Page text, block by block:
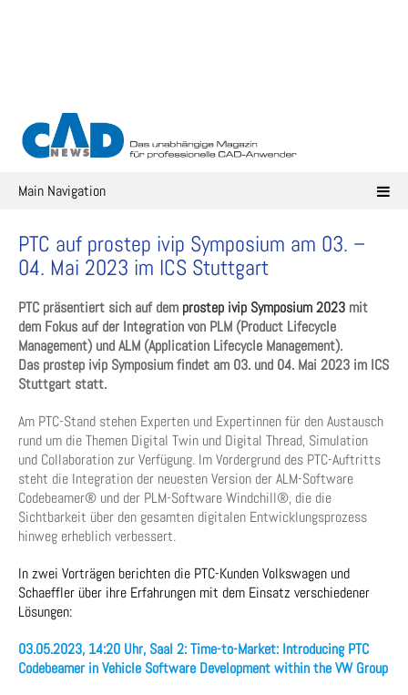
Main Navigation
PTC auf prostep ivip Symposium am 03. –
04. Mai 2023 im ICS Stuttgart
PTC präsentiert sich auf dem prostep ivip Symposium 2023 mit
dem Fokus auf der Integration von PLM (Product Lifecycle
Management) und ALM (Application Lifecycle Management).
Das prostep ivip Symposium findet am 03. und 04. Mai 2023 im ICS
Stuttgart statt.
Am PTC-Stand stehen Experten und Expertinnen für den Austausch
rund um die Themen Digital Twin und Digital Thread, Simulation
und Collaboration zur Verfügung. Im Vordergrund des PTC-Auftritts
steht die Integration der neuesten Version der ALM-Software
Codebeamer® und der PLM-Software Windchill®, die die
Sichtbarkeit über den gesamten digitalen Entwicklungsprozess
hinweg erheblich verbessert.
In zwei Vorträgen berichten die PTC-Kunden Volkswagen und
Schaeffler über ihre Erfahrungen mit dem Einsatz verschiedener
Lösungen:
03.05.2023, 14:20 Uhr, Saal 2: Time-to-Market: Introducing PTC
Codebeamer in Vehicle Software Development within the VW Group